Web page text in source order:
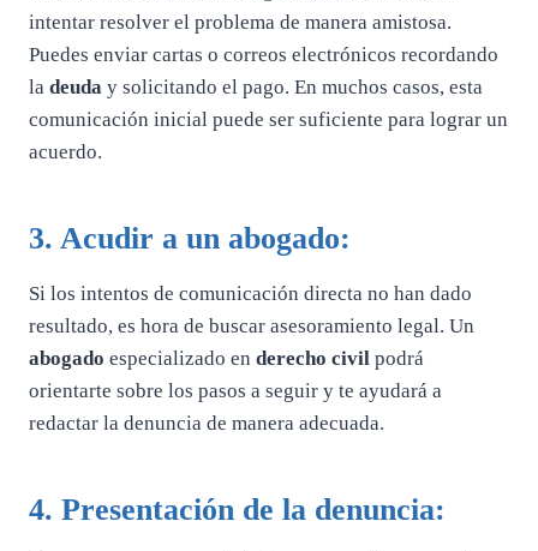
intentar resolver el problema de manera amistosa.
Puedes enviar cartas o correos electrónicos recordando
la deuda y solicitando el pago. En muchos casos, esta
comunicación inicial puede ser suficiente para lograr un
acuerdo.
3. Acudir a un abogado:
Si los intentos de comunicación directa no han dado
resultado, es hora de buscar asesoramiento legal. Un
abogado especializado en derecho civil podrá
orientarte sobre los pasos a seguir y te ayudará a
redactar la denuncia de manera adecuada.
4. Presentación de la denuncia: